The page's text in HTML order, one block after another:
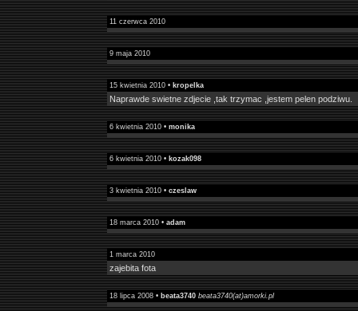
11 czerwca 2010
9 maja 2010
15 kwietnia 2010 • kropelka
Naprawde swietne zdjecie ,tak trzymac ,jestem pelen podziwu.
6 kwietnia 2010 • monika
6 kwietnia 2010 • kozak098
3 kwietnia 2010 • czeslaw
18 marca 2010 • adam
1 marca 2010
zajebita fota
18 lipca 2008 • beata3740 beata3740(at)amorki.pl